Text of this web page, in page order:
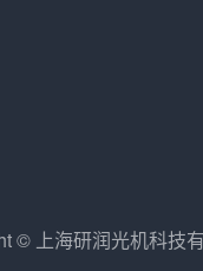
© 上海研润光机科技